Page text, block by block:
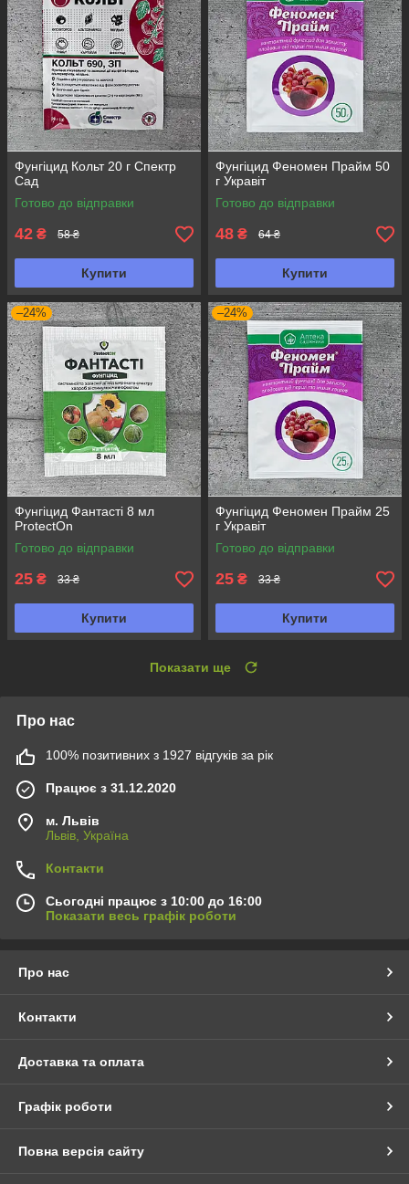
Фунгіцид Кольт 20 г Спектр
Сад
Готово до відправки
42 ₴ 58 ₴
Купити
Фунгіцид Феномен Прайм 50
г Укравіт
Готово до відправки
48 ₴ 64 ₴
Купити
–24%
Фунгіцид Фантасті 8 мл
ProtectOn
Готово до відправки
25 ₴ 33 ₴
Купити
–24%
Фунгіцид Феномен Прайм 25
г Укравіт
Готово до відправки
25 ₴ 33 ₴
Купити
Показати ще
Про нас
100% позитивних з 1927 відгуків за рік
Працює з 31.12.2020
м. Львів
Львів, Україна
Контакти
Сьогодні працює з 10:00 до 16:00
Показати весь графік роботи
Про нас
Контакти
Доставка та оплата
Графік роботи
Повна версія сайту